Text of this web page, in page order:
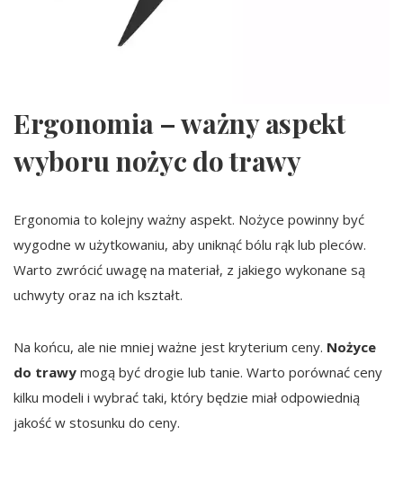
Ergonomia – ważny aspekt
wyboru nożyc do trawy
Ergonomia to kolejny ważny aspekt. Nożyce powinny być
wygodne w użytkowaniu, aby uniknąć bólu rąk lub pleców.
Warto zwrócić uwagę na materiał, z jakiego wykonane są
uchwyty oraz na ich kształt.
Na końcu, ale nie mniej ważne jest kryterium ceny. Nożyce
do trawy mogą być drogie lub tanie. Warto porównać ceny
kilku modeli i wybrać taki, który będzie miał odpowiednią
jakość w stosunku do ceny.